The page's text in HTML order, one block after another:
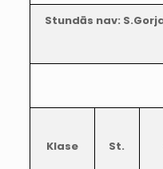
Stundās nav:
Klase St.